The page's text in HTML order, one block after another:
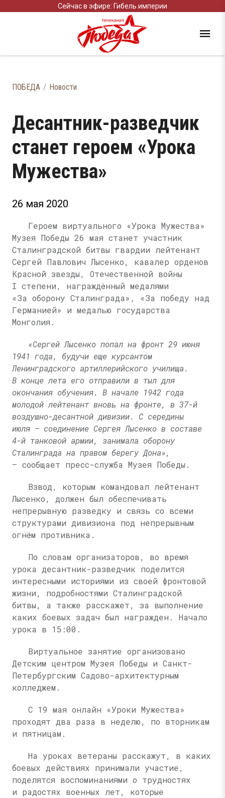
Сейчас в эфире: Гибель империи
ПОБЕДА Новости
Десантник-разведчик
станет героем «Урока
Мужества»
26 мая 2020
Героем виртуального «Урока Мужества»
Музея Победы 26 мая станет участник
Сталинградской битвы гвардии лейтенант
Сергей Павлович Лысенко, кавалер орденов
Красной звезды, Отечественной войны
I степени, награждённый медалями
«За оборону Сталинграда», «За победу над
Германией» и медалью государства
Монголия.
«Сергей Лысенко попал на фронт 29 июня
1941 года, будучи еще курсантом
Ленинградского артиллерийского училища.
В конце лета его отправили в тыл для
окончания обучения. В начале 1942 года
молодой лейтенант вновь на фронте, в 37-й
воздушно-десантной дивизии. С середины
июля — соединение Сергея Лысенко в составе
4-й танковой армии, занимала оборону
Сталинграда на правом берегу Дона»,
— сообщает пресс-служба Музея Победы.
Взвод, которым командовал лейтенант
Лысенко, должен был обеспечивать
непрерывную разведку и связь со всеми
структурами дивизиона под непрерывным
огнём противника.
По словам организаторов, во время
урока десантник-разведчик поделится
интересными историями из своей фронтовой
жизни, подробностями Сталинградской
битвы, а также расскажет, за выполнение
каких боевых задач был награжден. Начало
урока в 15:00.
Виртуальное занятие организовано
Детским центром Музея Победы и Санкт-
Петербургским Садово-архитектурным
колледжем.
С 19 мая онлайн «Уроки Мужества»
проходят два раза в неделю, по вторникам
и пятницам.
На уроках ветераны расскажут, в каких
боевых действиях принимали участие,
поделятся воспоминаниями о трудностях
и радостях военных лет, которые